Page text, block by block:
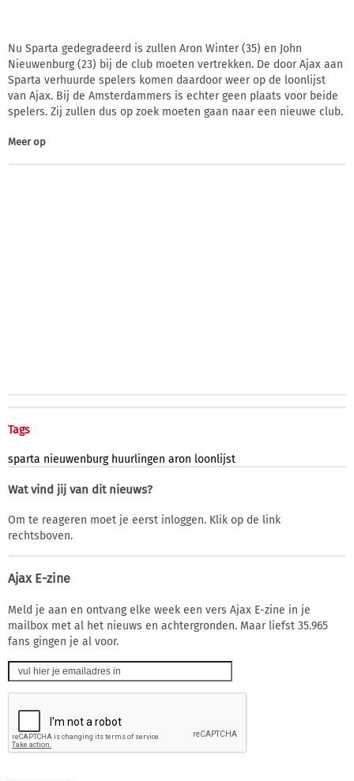
Nu Sparta gedegradeerd is zullen Aron Winter (35) en John
Nieuwenburg (23) bij de club moeten vertrekken. De door Ajax aan
Sparta verhuurde spelers komen daardoor weer op de loonlijst
van Ajax. Bij de Amsterdammers is echter geen plaats voor beide
spelers. Zij zullen dus op zoek moeten gaan naar een nieuwe club.
Meer op
Tags
sparta nieuwenburg huurlingen aron loonlijst
Wat vind jij van dit nieuws?
Om te reageren moet je eerst inloggen. Klik op de link
rechtsboven.
Ajax E-zine
Meld je aan en ontvang elke week een vers Ajax E-zine in je
mailbox met al het nieuws en achtergronden. Maar liefst 35.965
fans gingen je al voor.